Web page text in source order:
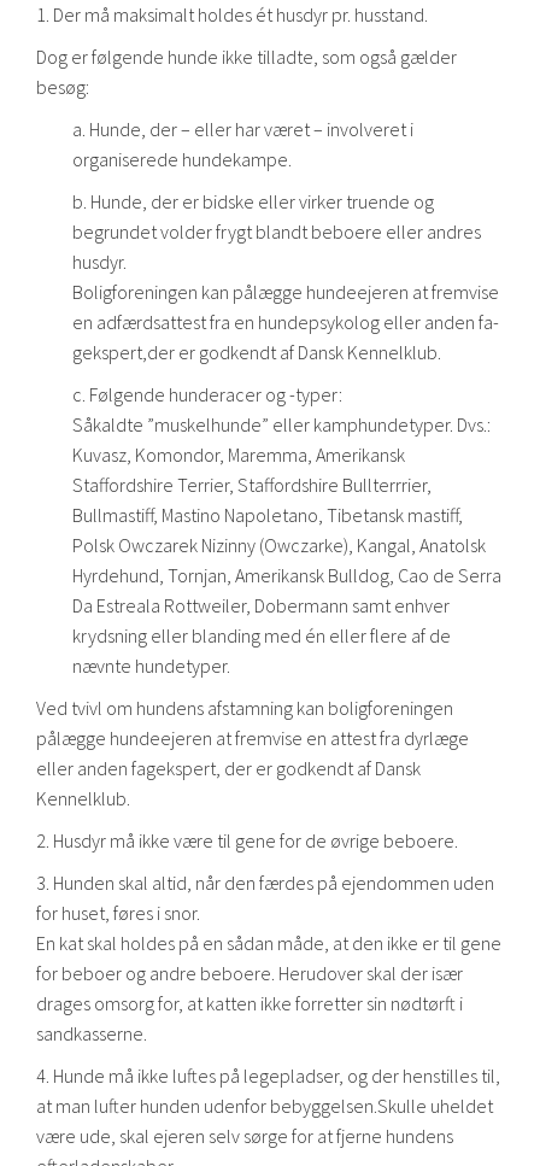
1. Der må maksimalt holdes ét husdyr pr. husstand.
Dog er følgende hunde ikke tilladte, som også gælder
besøg:
a. Hunde, der – eller har været – involveret i
organiserede hundekampe.
b. Hunde, der er bidske eller virker truende og
begrundet volder frygt blandt beboere eller andres
husdyr.
Boligforeningen kan pålægge hundeejeren at fremvise
en adfærdsattest fra en hundepsykolog eller anden fa-
gekspert,der er godkendt af Dansk Kennelklub.
c. Følgende hunderacer og -typer:
Såkaldte ”muskelhunde” eller kamphundetyper. Dvs.:
Kuvasz, Komondor, Maremma, Amerikansk
Staffordshire Terrier, Staffordshire Bullterrrier,
Bullmastiff, Mastino Napoletano, Tibetansk mastiff,
Polsk Owczarek Nizinny (Owczarke), Kangal, Anatolsk
Hyrdehund, Tornjan, Amerikansk Bulldog, Cao de Serra
Da Estreala Rottweiler, Dobermann samt enhver
krydsning eller blanding med én eller flere af de
nævnte hundetyper.
Ved tvivl om hundens afstamning kan boligforeningen
pålægge hundeejeren at fremvise en attest fra dyrlæge
eller anden fagekspert, der er godkendt af Dansk
Kennelklub.
2. Husdyr må ikke være til gene for de øvrige beboere.
3. Hunden skal altid, når den færdes på ejendommen uden
for huset, føres i snor.
En kat skal holdes på en sådan måde, at den ikke er til gene
for beboer og andre beboere. Herudover skal der især
drages omsorg for, at katten ikke forretter sin nødtørft i
sandkasserne.
4. Hunde må ikke luftes på legepladser, og der henstilles til,
at man lufter hunden udenfor bebyggelsen.Skulle uheldet
være ude, skal ejeren selv sørge for at fjerne hundens